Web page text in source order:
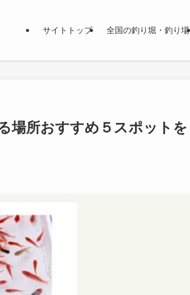
サイトトップ 全国の釣り堀・釣り場
場所おすすめ５スポットを